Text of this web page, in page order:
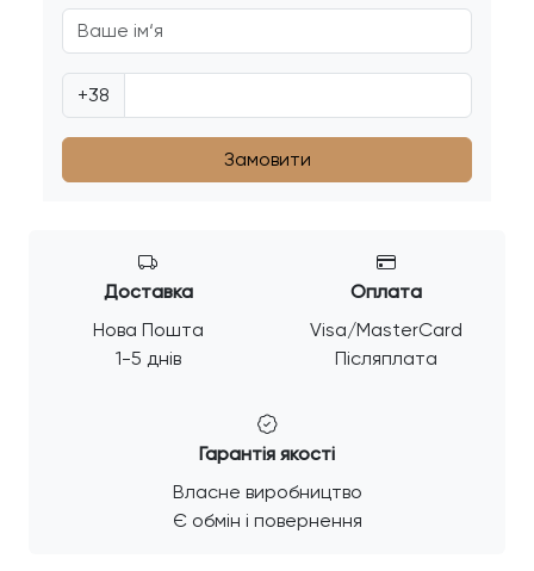
+38
Доставка
Нова Пошта
1-5 днів
Оплата
Visa/MasterCard
Післяплата
Гарантія якості
Власне виробництво
Є обмін і повернення